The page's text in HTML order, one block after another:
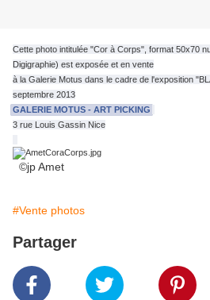
Cette photo intitulée "Cor à Corps", format 50x70
Digigraphie) est exposée et en vente
à la Galerie Motus dans le cadre de l'exposition
septembre 2013
GALERIE MOTUS - ART PICKING
3 rue Louis Gassin Nice
©jp Amet
#Vente photos
Partager